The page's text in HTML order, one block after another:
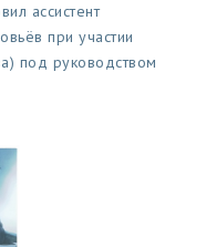
ассистент
при участии
под руководством